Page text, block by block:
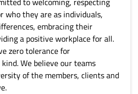
who they are as individuals,
embracing their
a positive workplace for all.
zero tolerance for
We believe our teams
of the members, clients and